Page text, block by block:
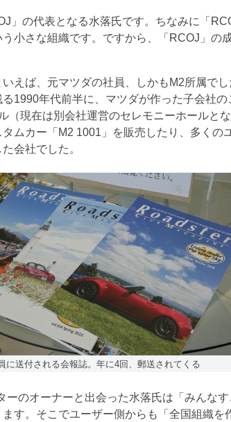
」の代表となる水落氏です。ちなみに「
小さな組織です。ですから、「RCOJ」の
えば、元マツダの社員、しかもM2所属でし
1990年代前半に、マツダが作った子会社
（現在は別会社運営のセレモニーホールと
ムカー「M2 1001」を販売したり、多くの
会社でした。
に送付される会報誌。年に4回、郵送されてくる
のオーナーと出会った水落氏は「みんなす
す。そこでユーザー側からも「全国組織を